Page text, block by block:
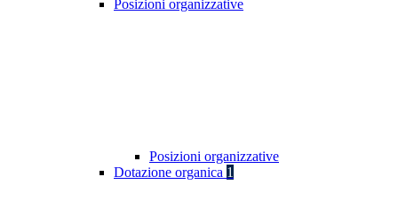
Posizioni organizzative
Posizioni organizzative
Dotazione organica 1